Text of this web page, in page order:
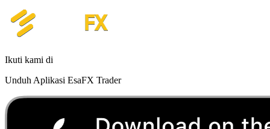
Ikuti kami di
Unduh Aplikasi EsaFX Trader